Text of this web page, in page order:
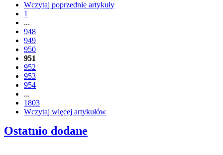
Wczytaj poprzednie artykuły
1
...
948
949
950
951
952
953
954
...
1803
Wczytaj więcej artykułów
Ostatnio dodane